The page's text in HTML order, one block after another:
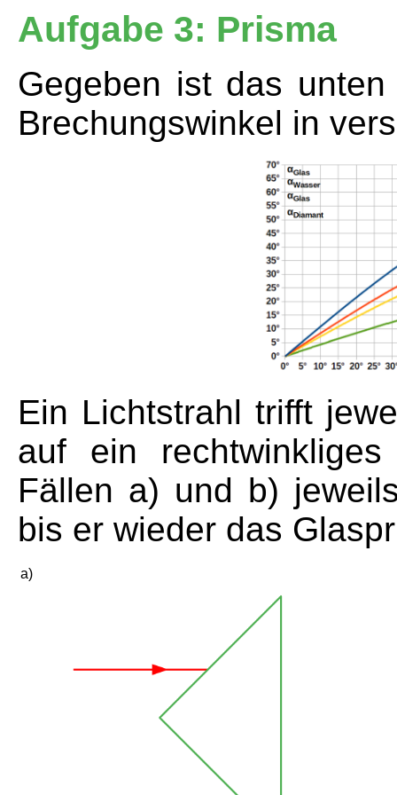
Aufgabe 3: Prisma
Gegeben ist das
Brechungswinkel in
Ein Lichtstrahl trifft
auf ein
Fällen a) und b)
bis er wieder das
a)